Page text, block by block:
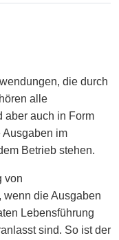
die durch
alle
aber auch in Form
Ausgaben im
Betrieb stehen.
von
wenn die Ausgaben
Lebensführung
sind. So ist der